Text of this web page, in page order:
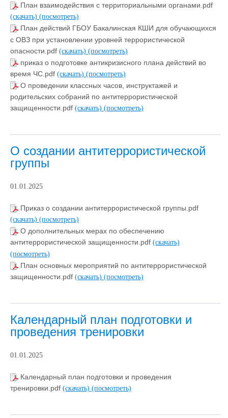
План взаимодействия с территориальными органами.pdf
(скачать) (посмотреть)
План действий ГБОУ Бакалинская КШИ для обучающихся
с ОВЗ при установлении уровней террористической
опасности.pdf (скачать) (посмотреть)
приказ о подготовке антикризисного плана действий во
время ЧС.pdf (скачать) (посмотреть)
О проведении классных часов, инструктажей и
родительских собраний по антитеррористической
защищенности.pdf (скачать) (посмотреть)
О создании антитеррористической
группы
01.01.2025
Приказ о создании антитеррористической группы.pdf
(скачать) (посмотреть)
О дополнительных мерах по обеспечению
антитеррористической защищенности.pdf (скачать)
(посмотреть)
План основных мероприятий по антитеррористической
защищенности.pdf (скачать) (посмотреть)
Календарный план подготовки и
проведения тренировки
01.01.2025
Календарный план подготовки и проведения
тренировки.pdf (скачать) (посмотреть)